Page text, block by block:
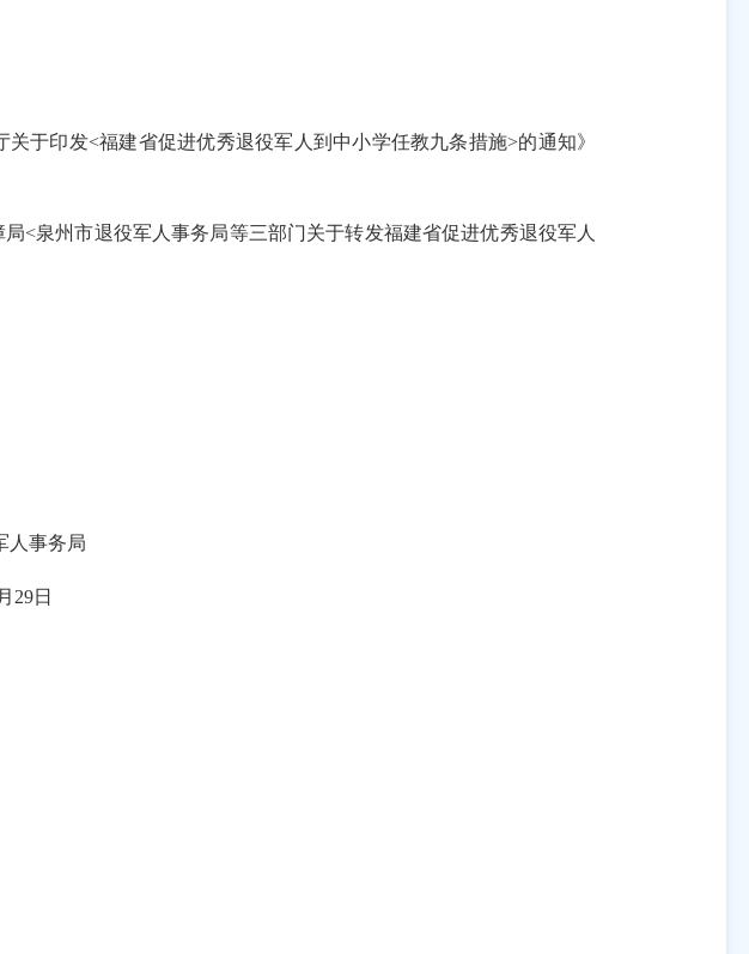
于印发<福建省促进优秀退役军人到中小学任教九条措施>的通知》
<泉州市退役军人事务局等三部门关于转发福建省促进优秀退役军人
人事务局
29日